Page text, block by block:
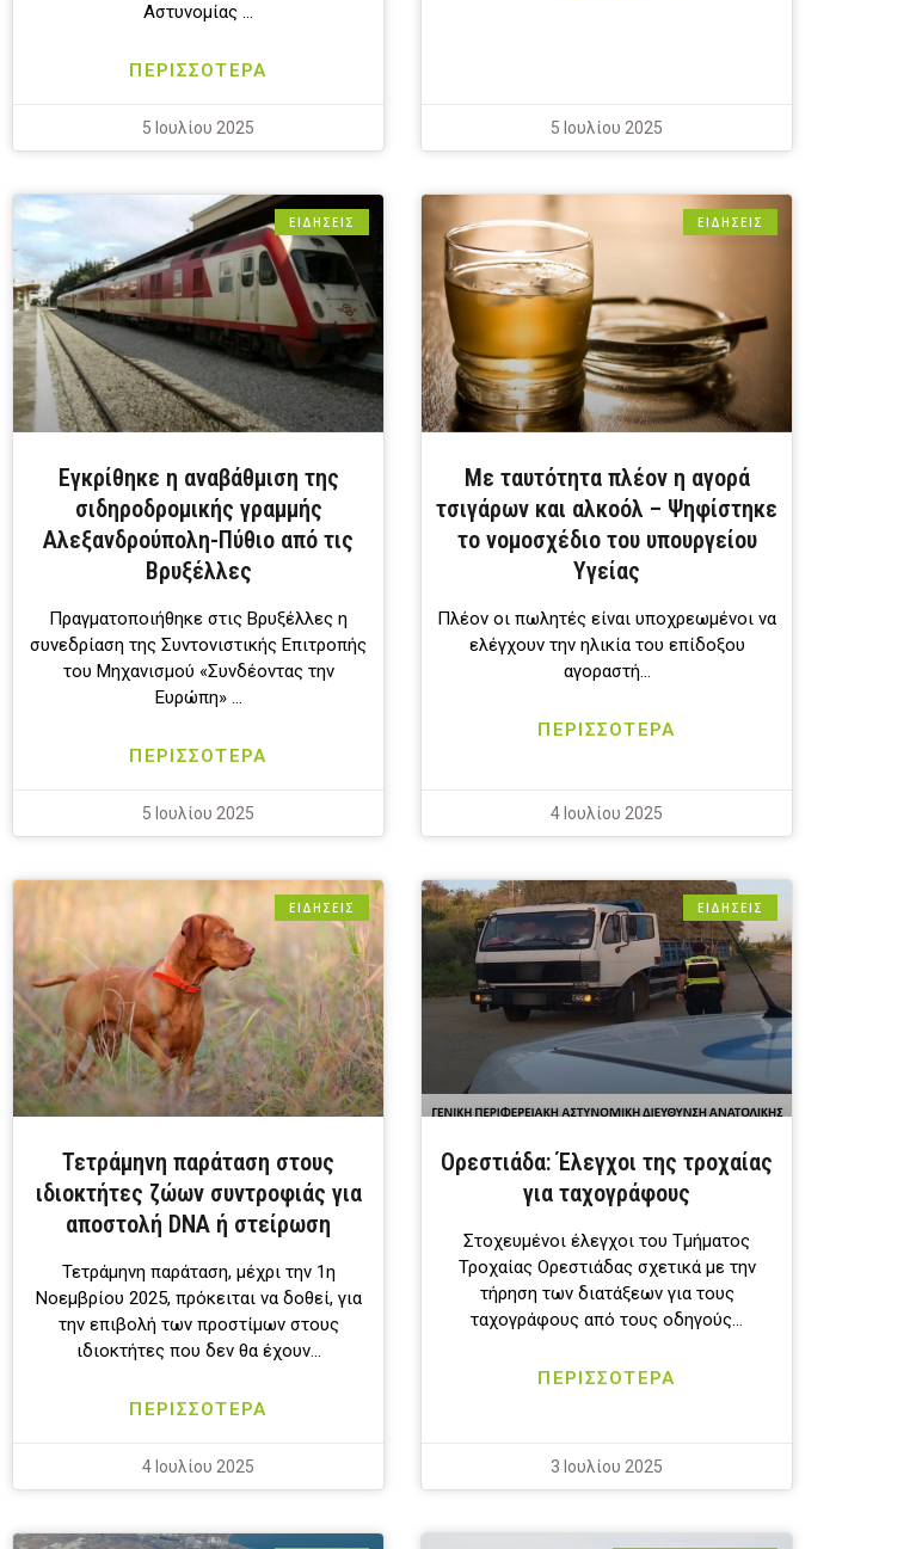
Αστυνομίας …
ΠΕΡΙΣΣΟΤΕΡΑ
5 Ιουλίου 2025 5 Ιουλίου 2025
ΕΙΔΗΣΕΙΣ
Εγκρίθηκε η αναβάθμιση της
σιδηροδρομικής γραμμής
Αλεξανδρούπολη-Πύθιο από τις
Βρυξέλλες
Πραγματοποιήθηκε στις Βρυξέλλες η
συνεδρίαση της Συντονιστικής Επιτροπής
του Μηχανισμού «Συνδέοντας την
Ευρώπη» …
ΠΕΡΙΣΣΟΤΕΡΑ
5 Ιουλίου 2025
ΕΙΔΗΣΕΙΣ
Με ταυτότητα πλέον η αγορά
τσιγάρων και αλκοόλ – Ψηφίστηκε
το νομοσχέδιο του υπουργείου
Υγείας
Πλέον οι πωλητές είναι υποχρεωμένοι να
ελέγχουν την ηλικία του επίδοξου
αγοραστή…
ΠΕΡΙΣΣΟΤΕΡΑ
4 Ιουλίου 2025
ΕΙΔΗΣΕΙΣ
Τετράμηνη παράταση στους
ιδιοκτήτες ζώων συντροφιάς για
αποστολή DNA ή στείρωση
Τετράμηνη παράταση, μέχρι την 1η
Νοεμβρίου 2025, πρόκειται να δοθεί, για
την επιβολή των προστίμων στους
ιδιοκτήτες που δεν θα έχουν…
ΠΕΡΙΣΣΟΤΕΡΑ
4 Ιουλίου 2025
ΕΙΔΗΣΕΙΣ
Ορεστιάδα: Έλεγχοι της τροχαίας
για ταχογράφους
Στοχευμένοι έλεγχοι του Τμήματος
Τροχαίας Ορεστιάδας σχετικά με την
τήρηση των διατάξεων για τους
ταχογράφους από τους οδηγούς…
ΠΕΡΙΣΣΟΤΕΡΑ
3 Ιουλίου 2025